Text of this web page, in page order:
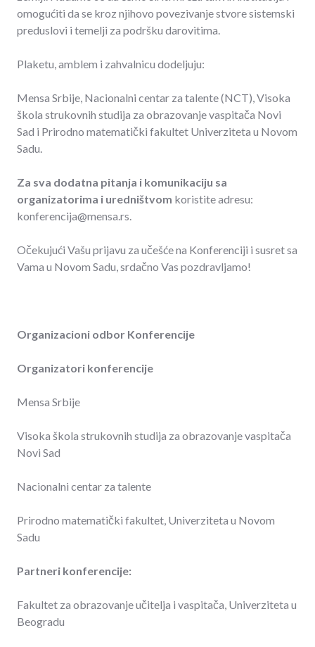
omogućiti da se kroz njihovo povezivanje stvore sistemski
preduslovi i temelji za podršku darovitima.
Plaketu, amblem i zahvalnicu dodeljuju:
Mensa Srbije, Nacionalni centar za talente (NCT), Visoka
škola strukovnih studija za obrazovanje vaspitača Novi
Sad i Prirodno matematički fakultet Univerziteta u Novom
Sadu.
Za sva dodatna pitanja i komunikaciju sa
organizatorima i uredništvom koristite adresu:
konferencija@mensa.rs.
Očekujući Vašu prijavu za učešće na Konferenciji i susret sa
Vama u Novom Sadu, srdačno Vas pozdravljamo!
Organizacioni odbor Konferencije
Organizatori konferencije
Mensa Srbije
Visoka škola strukovnih studija za obrazovanje vaspitača
Novi Sad
Nacionalni centar za talente
Prirodno matematički fakultet, Univerziteta u Novom
Sadu
Partneri konferencije:
Fakultet za obrazovanje učitelja i vaspitača, Univerziteta u
Beogradu